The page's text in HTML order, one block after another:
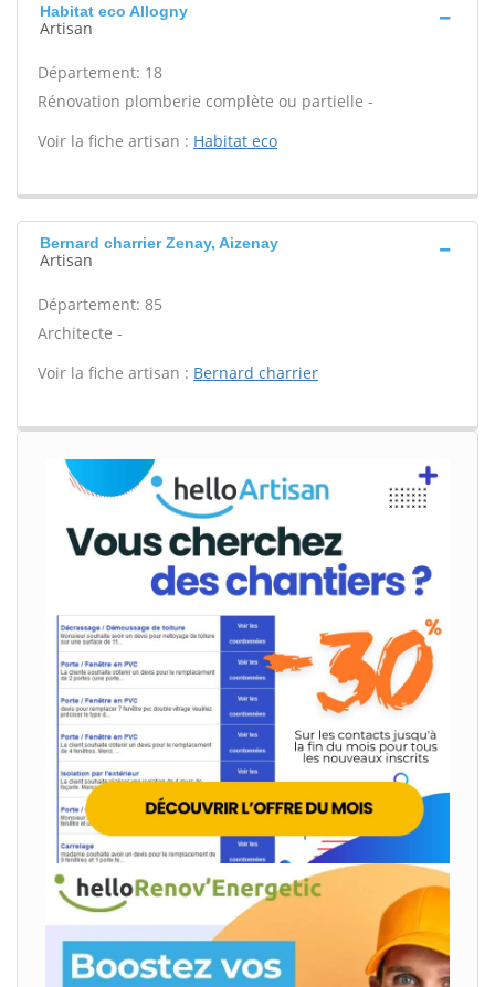
Habitat eco Allogny
Artisan
Département: 18
Rénovation plomberie complète ou partielle -
Voir la fiche artisan : Habitat eco
Bernard charrier Zenay, Aizenay
Artisan
Département: 85
Architecte -
Voir la fiche artisan : Bernard charrier